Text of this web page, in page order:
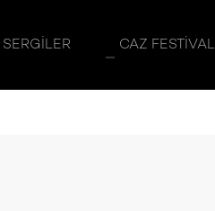
SERGILER CAZ FESTIVALI